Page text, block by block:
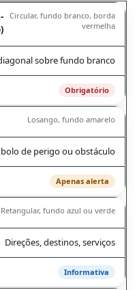
Circular, fundo branco, borda
vermelha
sobre fundo branco
Obrigatório
Losango, fundo amarelo
de perigo ou obstáculo
Apenas alerta
Retangular, fundo azul ou verde
Direções, destinos, serviços
Informativa